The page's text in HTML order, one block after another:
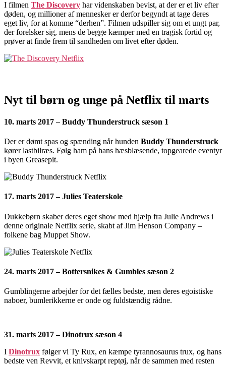
I filmen The Discovery har videnskaben bevist, at der er et liv efter
døden, og millioner af mennesker er derfor begyndt at tage deres
eget liv, for at komme “derhen”. Filmen udspiller sig om et ungt par,
der forelsker sig, mens de begge kæmper med en tragisk fortid og
prøver at finde frem til sandheden om livet efter døden.
Nyt til børn og unge på Netflix til marts
10. marts 2017 – Buddy Thunderstruck sæson 1
Der er dømt spas og spænding når hunden Buddy Thunderstruck
kører lastbilræs. Følg ham på hans hæsblæsende, topgearede eventyr
i byen Greasepit.
17. marts 2017 – Julies Teaterskole
Dukkebørn skaber deres eget show med hjælp fra Julie Andrews i
denne originale Netflix serie, skabt af Jim Henson Company –
folkene bag Muppet Show.
24. marts 2017 – Bottersnikes & Gumbles sæson 2
Gumblingerne arbejder for det fælles bedste, men deres egoistiske
naboer, bumlerikkerne er onde og fuldstændig rådne.
31. marts 2017 – Dinotrux sæson 4
I Dinotrux følger vi Ty Rux, en kæmpe tyrannosaurus trux, og hans
bedste ven Revvit, et knivskarpt reptøj, når de sammen med resten